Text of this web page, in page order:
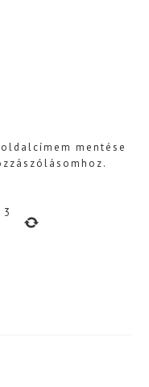
mentése
3